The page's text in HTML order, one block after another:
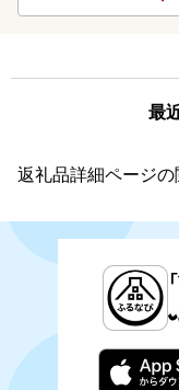
最
返礼品詳細ページの